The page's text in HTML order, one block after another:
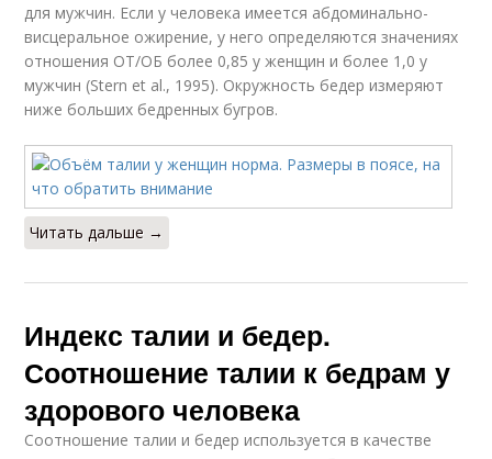
для мужчин. Если у человека имеется абдоминально-
висцеральное ожирение, у него определяются значениях
отношения ОТ/ОБ более 0,85 у женщин и более 1,0 у
мужчин (Stern et al., 1995). Окружность бедер измеряют
ниже больших бедренных бугров.
Читать дальше →
Индекс талии и бедер.
Соотношение талии к бедрам у
здорового человека
Соотношение талии и бедер используется в качестве